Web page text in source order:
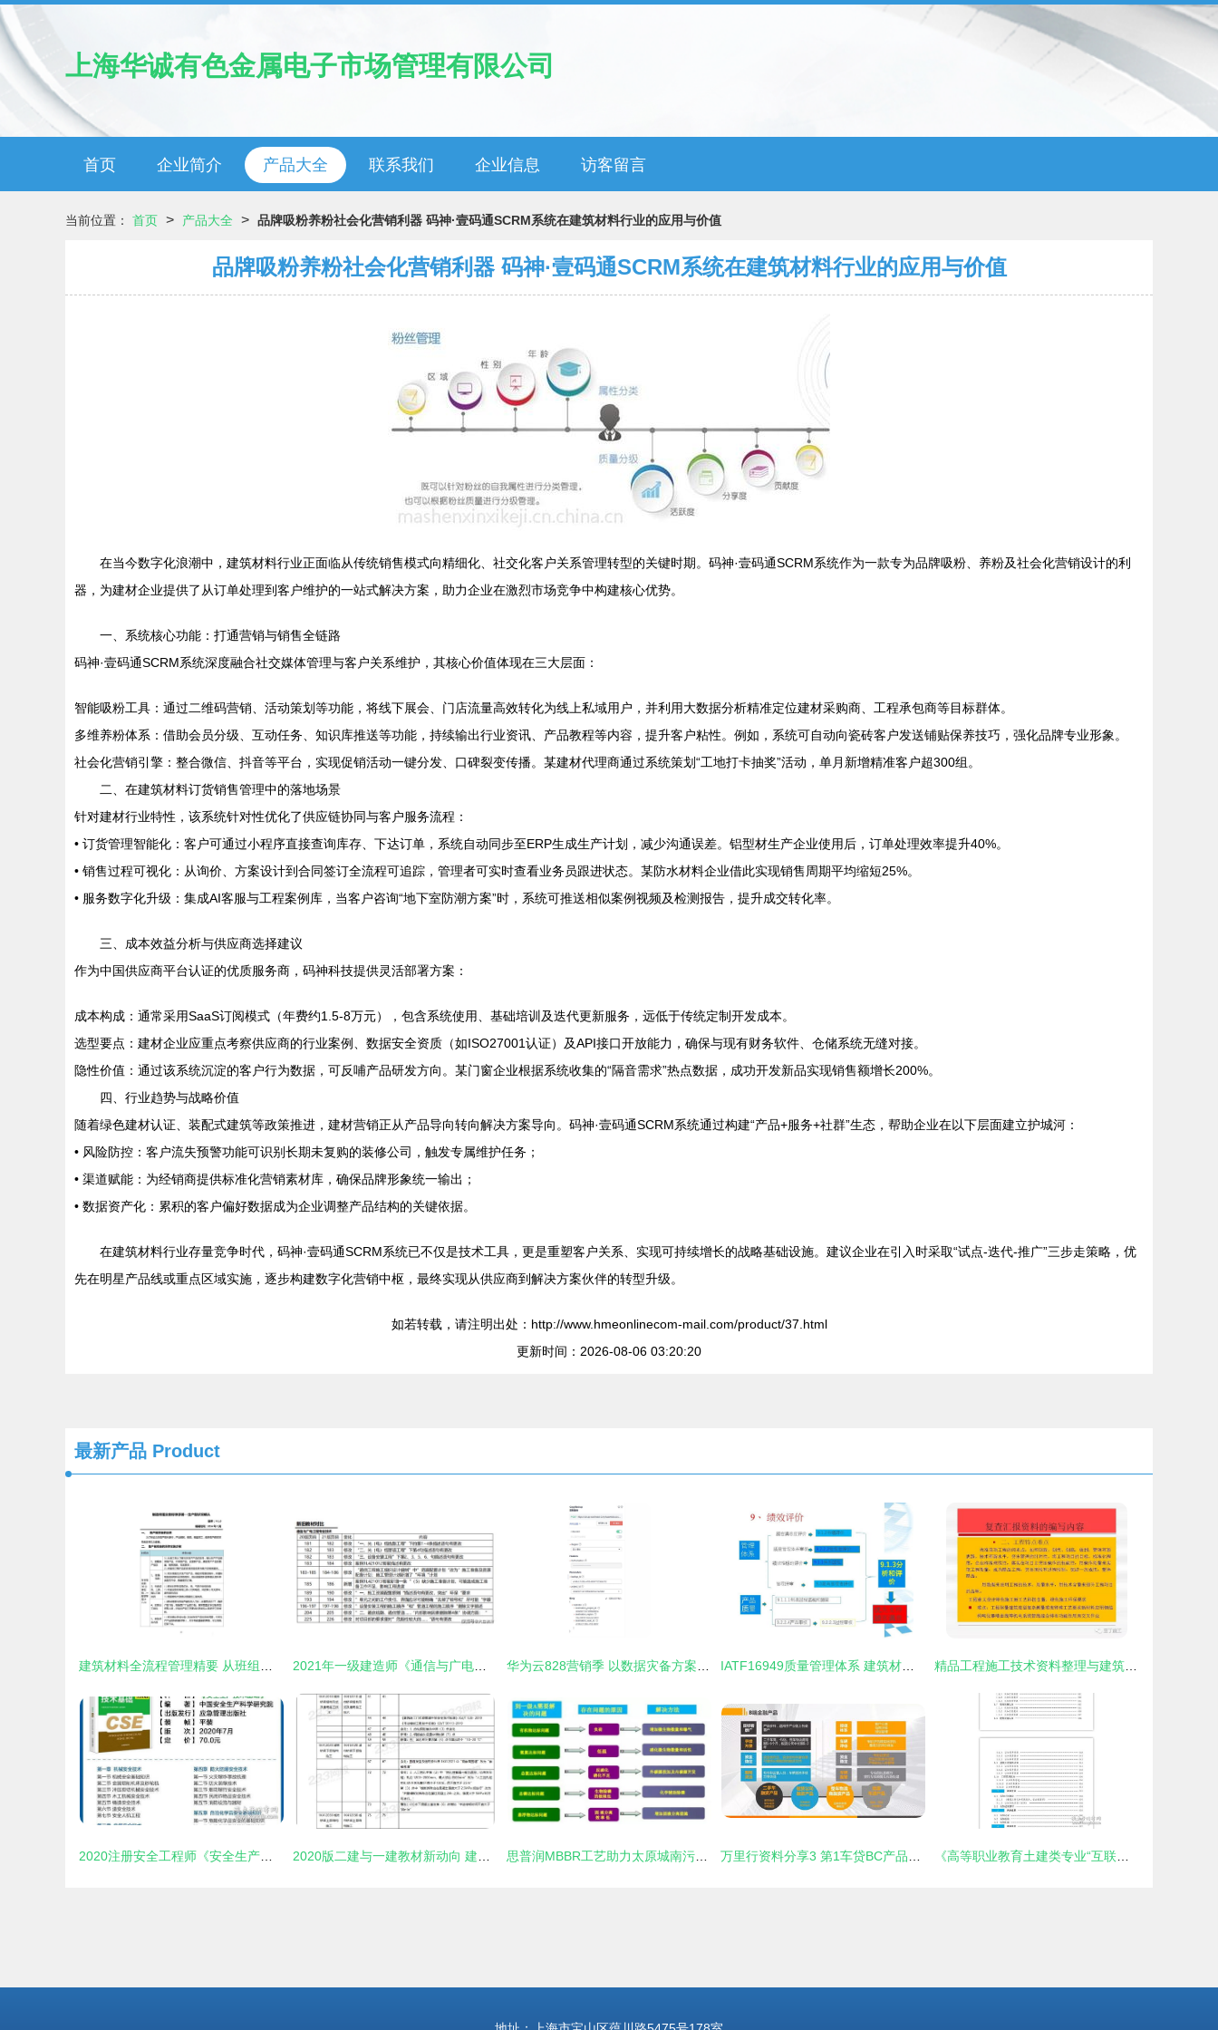
上海华诚有色金属电子市场管理有限公司
首页 企业简介 产品大全 联系我们 企业信息 访客留言
当前位置： 首页 > 产品大全 > 品牌吸粉养粉社会化营销利器 码神·壹码通SCRM系统在建筑材料行业的应用与价值
品牌吸粉养粉社会化营销利器 码神·壹码通SCRM系统在建筑材料行业的应用与价值
在当今数字化浪潮中，建筑材料行业正面临从传统销售模式向精细化、社交化客户关系管理转型的关键时期。码神·壹码通SCRM系统作为一款专为品牌吸粉、养粉及社会化营销设计的利
器，为建材企业提供了从订单处理到客户维护的一站式解决方案，助力企业在激烈市场竞争中构建核心优势。
一、系统核心功能：打通营销与销售全链路
码神·壹码通SCRM系统深度融合社交媒体管理与客户关系维护，其核心价值体现在三大层面：
智能吸粉工具：通过二维码营销、活动策划等功能，将线下展会、门店流量高效转化为线上私域用户，并利用大数据分析精准定位建材采购商、工程承包商等目标群体。
多维养粉体系：借助会员分级、互动任务、知识库推送等功能，持续输出行业资讯、产品教程等内容，提升客户粘性。例如，系统可自动向瓷砖客户发送铺贴保养技巧，强化品牌专业形象。
社会化营销引擎：整合微信、抖音等平台，实现促销活动一键分发、口碑裂变传播。某建材代理商通过系统策划“工地打卡抽奖”活动，单月新增精准客户超300组。
二、在建筑材料订货销售管理中的落地场景
针对建材行业特性，该系统针对性优化了供应链协同与客户服务流程：
• 订货管理智能化：客户可通过小程序直接查询库存、下达订单，系统自动同步至ERP生成生产计划，减少沟通误差。铝型材生产企业使用后，订单处理效率提升40%。
• 销售过程可视化：从询价、方案设计到合同签订全流程可追踪，管理者可实时查看业务员跟进状态。某防水材料企业借此实现销售周期平均缩短25%。
• 服务数字化升级：集成AI客服与工程案例库，当客户咨询“地下室防潮方案”时，系统可推送相似案例视频及检测报告，提升成交转化率。
三、成本效益分析与供应商选择建议
作为中国供应商平台认证的优质服务商，码神科技提供灵活部署方案：
成本构成：通常采用SaaS订阅模式（年费约1.5-8万元），包含系统使用、基础培训及迭代更新服务，远低于传统定制开发成本。
选型要点：建材企业应重点考察供应商的行业案例、数据安全资质（如ISO27001认证）及API接口开放能力，确保与现有财务软件、仓储系统无缝对接。
隐性价值：通过该系统沉淀的客户行为数据，可反哺产品研发方向。某门窗企业根据系统收集的“隔音需求”热点数据，成功开发新品实现销售额增长200%。
四、行业趋势与战略价值
随着绿色建材认证、装配式建筑等政策推进，建材营销正从产品导向转向解决方案导向。码神·壹码通SCRM系统通过构建“产品+服务+社群”生态，帮助企业在以下层面建立护城河：
• 风险防控：客户流失预警功能可识别长期未复购的装修公司，触发专属维护任务；
• 渠道赋能：为经销商提供标准化营销素材库，确保品牌形象统一输出；
• 数据资产化：累积的客户偏好数据成为企业调整产品结构的关键依据。
在建筑材料行业存量竞争时代，码神·壹码通SCRM系统已不仅是技术工具，更是重塑客户关系、实现可持续增长的战略基础设施。建议企业在引入时采取“试点-迭代-推广”三步走策略，优
先在明星产品线或重点区域实施，逐步构建数字化营销中枢，最终实现从供应商到解决方案伙伴的转型升级。
如若转载，请注明出处：http://www.hmeonlinecom-mail.com/product/37.html
更新时间：2026-08-06 03:20:20
最新产品 Product